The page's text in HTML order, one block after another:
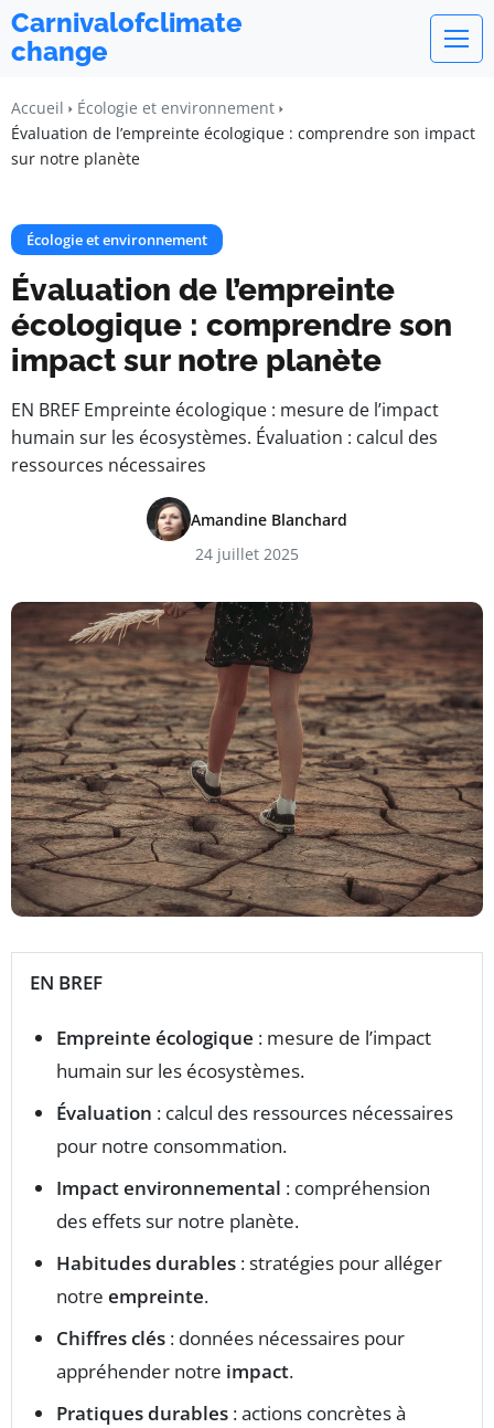
Carnivalofclimate
change
Accueil
Écologie et environnement
Évaluation de l’empreinte écologique : comprendre son impact
sur notre planète
Écologie et environnement
Évaluation de l’empreinte
écologique : comprendre son
impact sur notre planète
EN BREF Empreinte écologique : mesure de l’impact
humain sur les écosystèmes. Évaluation : calcul des
ressources nécessaires
Amandine Blanchard
24 juillet 2025
EN BREF
Empreinte écologique : mesure de l’impact
humain sur les écosystèmes.
Évaluation : calcul des ressources nécessaires
pour notre consommation.
Impact environnemental : compréhension
des effets sur notre planète.
Habitudes durables : stratégies pour alléger
notre empreinte.
Chiffres clés : données nécessaires pour
appréhender notre impact.
Pratiques durables : actions concrètes à